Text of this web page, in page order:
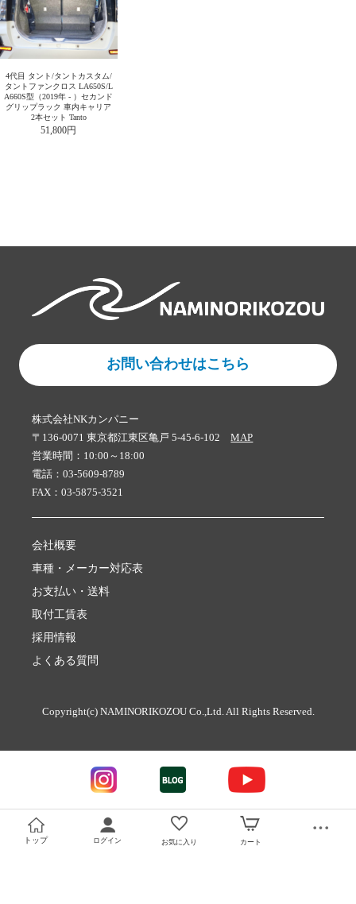
4代目 タント/タントカスタム/
タントファンクロス LA650S/L
A660S型（2019年 - ）セカンド
グリップラック 車内キャリア
2本セット Tanto
51,800円
お問い合わせはこちら
株式会社NKカンパニー
〒136-0071 東京都江東区亀戸 5-45-6-102MAP
営業時間：10:00～18:00
電話：03-5609-8789
FAX：03-5875-3521
会社概要
車種・メーカー対応表
お支払い・送料
取付工賃表
採用情報
よくある質問
Copyright(c) NAMINORIKOZOU Co.,Ltd. All Rights Reserved.
トップ ログイン お気に入り カート